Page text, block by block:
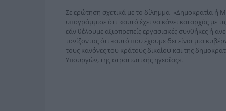
Σε ερώτηση σχετικά με το δίλημμα «Δημοκρατία ή
υπογράμμισε ότι «αυτό έχει να κάνει καταρχάς με
εάν θέλουμε αξιοπρεπείς εργασιακές συνθήκες ή
τονίζοντας ότι «αυτό που έχουμε δει είναι μια
τους κανόνες του κράτους δικαίου και της
Υπουργών, της στρατιωτικής ηγεσίας».